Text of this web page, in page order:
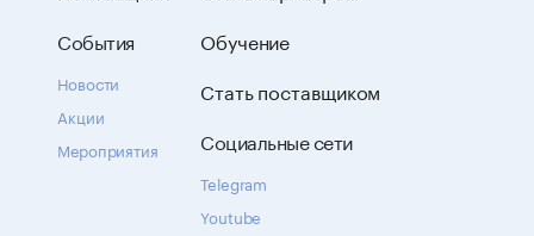
События
Новости
Акции
Мероприятия
Обучение
Стать поставщиком
Социальные сети
Telegram
Youtube